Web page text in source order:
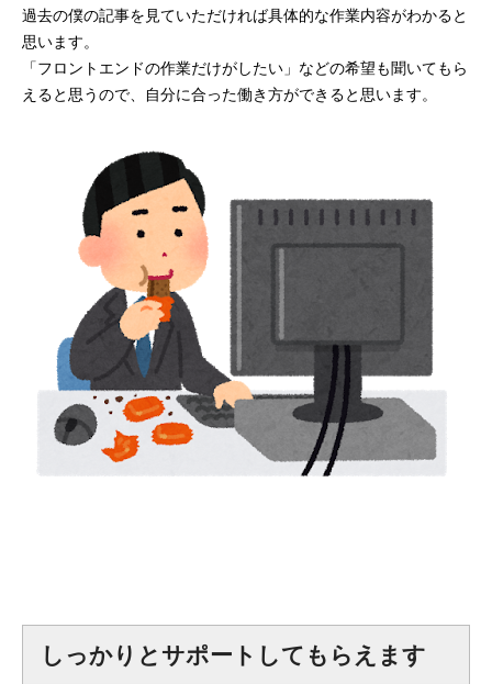
過去の僕の記事を見ていただければ具体的な作業内容がわかると
思います。
「フロントエンドの作業だけがしたい」などの希望も聞いてもら
えると思うので、自分に合った働き方ができると思います。
しっかりとサポートしてもらえます